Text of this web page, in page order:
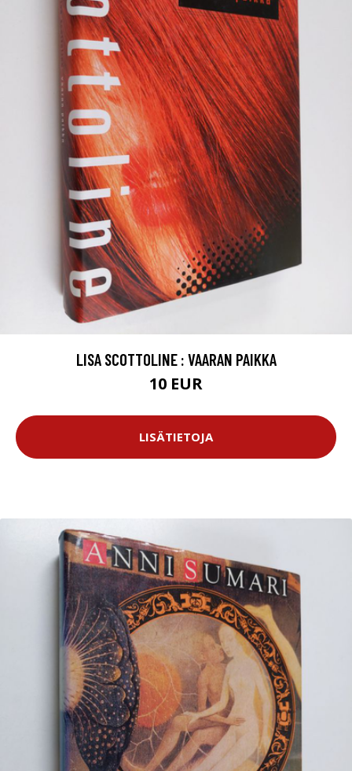
LISA SCOTTOLINE : VAARAN PAIKKA
10 EUR
LISÄTIETOJA